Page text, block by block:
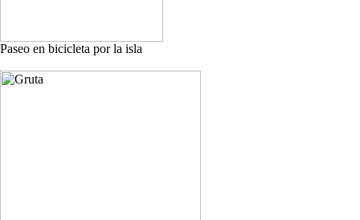
Paseo en bicicleta por la isla